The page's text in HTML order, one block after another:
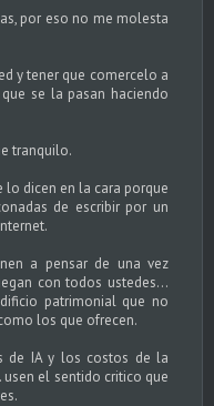
por eso no me molesta
y tener que comercelo a
se la pasan haciendo
tranquilo.
lo dicen en la cara porque
de escribir por un
a pensar de una vez
con todos ustedes...
patrimonial que no
los que ofrecen.
de IA y los costos de la
usen el sentido critico que